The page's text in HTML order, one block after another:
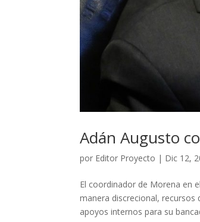
Adán Augusto
por Editor Proyecto | Dic 12,
El coordinador de Morena en
manera discrecional,
apoyos internos para su